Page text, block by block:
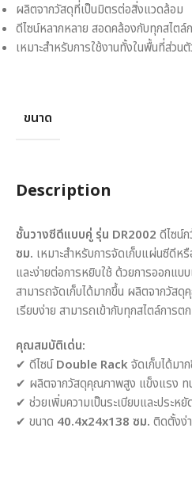
ผลิตจากวัสดุที่เป็นมิตรต่อสิ่งแวดล้อม
ดีไซน์หลากหลาย สอดคล้องกับทุกสไตล์
เหมาะสำหรับการใช้งานทั้งในพื้นที่ส่วน
ขนาด
Description
ชั้นวางซีดีแบบคู่ รุ่น DR2002 ดีไซน์
ซม. เหมาะสำหรับการจัดเก็บแผ่นซีดีห
และง่ายต่อการหยิบใช้ ด้วยการออกแบ
สามารถจัดเก็บได้มากขึ้น ผลิตจากวัส
เรียบง่าย สามารถเข้ากับทุกสไตล์การต
คุณสมบัติเด่น:
✔ ดีไซน์Double Rackจัดเก็บได้มา
✔ ผลิตจากวัสดุคุณภาพสูง แข็งแรง ท
✔ ช่วยเพิ่มความเป็นระเบียบและประห
✔ ขนาด 40.4x24x138 ซม. ติดตั้งง่